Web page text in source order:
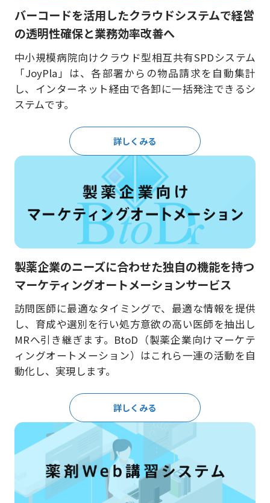
バーコードを活用したクラウドシステムで経営
の透明性確保と業務効率改善へ
中小規模病院向けクラウド型相互共有SPDシステム
「JoyPla」は、各部署からの物品請求を自動集計
し、インターネット経由で各卸に一括発注できるシ
ステムです。
詳しくみる
製薬企業のニーズに合わせた独自の機能を持つ
マーケティングオートメーションサービス
訪問医師に最適なタイミングで、最適な情報を提供
し、育成や選別を行い処方意欲の高い医師を抽出し
MRへ引き継ぎます。BtoD（製薬企業向けマーケテ
ィングオートメーション）はこれら一連の活動を自
動化し、実現します。
詳しくみる